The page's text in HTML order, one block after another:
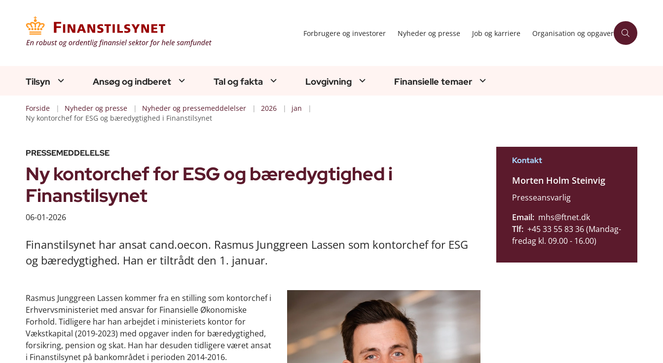
Forbrugere og investorer Nyheder og presse Job og karriere Organisation og opgaver
Tilsyn Ansøg og indberet Tal og fakta Lovgivning Finansielle temaer
Forside Nyheder og presse Nyheder og pressemeddelelser 2026
jan
Ny kontorchef for ESG og bæredygtighed i Finanstilsynet
PRESSEMEDDELELSE
Ny kontorchef for ESG og bæredygtighed i
Finanstilsynet
06-01-2026
Finanstilsynet har ansat cand.oecon. Rasmus Junggreen Lassen som kontorchef for ESG
og bæredygtighed. Han er tiltrådt den 1. januar.
Rasmus Junggreen Lassen kommer fra en stilling som kontorchef i
Erhvervsministeriet med ansvar for Finansielle Økonomiske
Forhold. Tidligere har han arbejdet i ministeriets kontor for
Vækstkapital (2019-2023) med opgaver inden for bæredygtighed,
forsikring, pension og skat. Han har desuden tidligere været ansat
i Finanstilsynet på bankområdet i perioden 2014-2016.
Kontakt
Morten Holm Steinvig
Presseansvarlig
Email: mhs@ftnet.dk
Tlf: +45 33 55 83 36 (Mandag-
fredag kl. 09.00 - 16.00)